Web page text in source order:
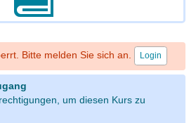
Bitte melden Sie sich an. Login
um diesen Kurs zu